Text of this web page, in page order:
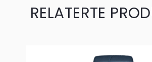
RELATERTE